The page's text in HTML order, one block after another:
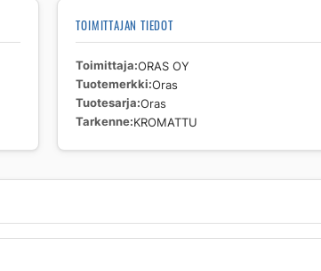
TOIMITTAJAN TIEDOT
Toimittaja ORAS OY
Tuotemerkki Oras
Tuotesarja Oras
Tarkenne KROMATTU